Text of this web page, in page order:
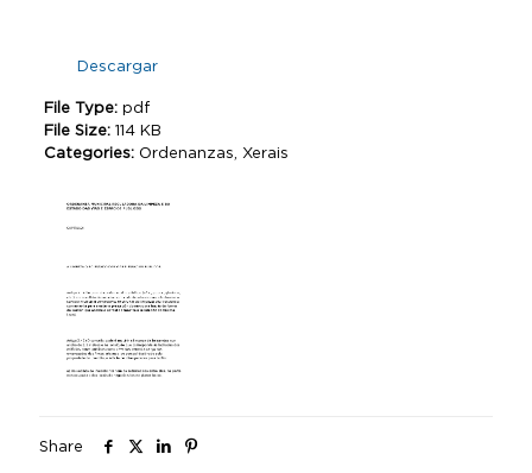
Descargar
File Type: pdf
File Size: 114 KB
Categories: Ordenanzas, Xerais
Share